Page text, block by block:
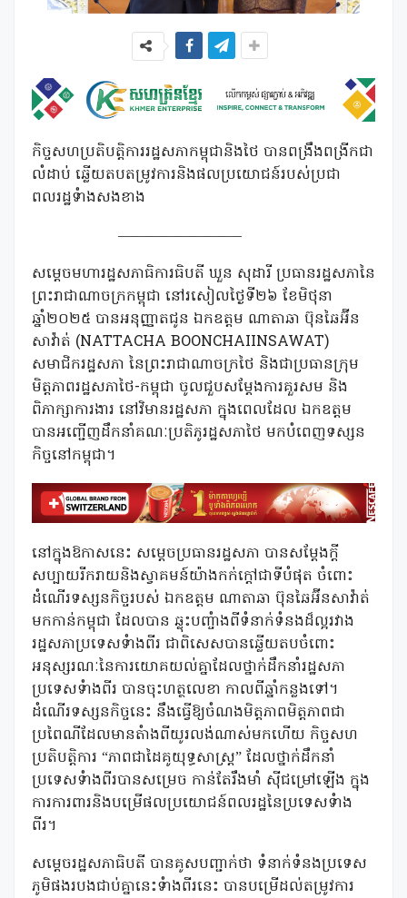
កិច្ចសហប្រតិបត្តិការរដ្ឋសភាកម្ពុជានិងថៃ បានពង្រឹងពង្រីកជា
លំដាប់ ឆ្លើយតបតម្រូវការនិងផលប្រយោជន៍របស់ប្រជា
ពលរដ្ឋទំាងសងខាង
————————–
សម្តេចមហារដ្ឋសភាធិការធិបតី ឃួន សុដារី ប្រធានរដ្ឋសភានៃ
ព្រះរាជាណាចក្រកម្ពុជា នៅរសៀលថ្ងៃទី២៦ ខែមិថុនា
ឆ្នាំ២០២៥ បានអនុញ្ញាតជូន ឯកឧត្តម ណាតាឆា ប៊ុនឆៃអ៊ីន
សាវ៉ាត់ (NATTACHA BOONCHAIINSAWAT)
សមាជិករដ្ឋសភា នៃព្រះរាជាណាចក្រថៃ និងជាប្រធានក្រុម
មិត្តភាពរដ្ឋសភាថៃ-កម្ពុជា ចូលជួបសម្តែងការគួរសម និង
ពិភាក្សាការងារ នៅវិមានរដ្ឋសភា ក្នុងពេលដែល ឯកឧត្តម
បានអញ្ជើញដឹកនាំគណៈប្រតិភូរដ្ឋសភាថៃ មកបំពេញទស្សន
កិច្ចនៅកម្ពុជា។
នៅក្នុងឱកាសនេះ សម្តេចប្រធានរដ្ឋសភា បានសម្តែងក្តី
សប្បាយរីករាយនិងស្វាគមន៍យ៉ាងកក់ក្តៅជាទីបំផុត ចំពោះ
ដំណើរទស្សនកិច្ចរបស់ ឯកឧត្តម ណាតាឆា ប៊ុនឆៃអ៊ីនសាវ៉ាត់
មកកាន់កម្ពុជា ដែលបាន ឆ្លុះបញ្ចំាងពីទំនាក់ទំនងដ៏ល្អរវាង
រដ្ឋសភាប្រទេសទំាងពីរ ជាពិសេសបានឆ្លើយតបចំពោះ
អនុស្សរណៈនៃការយោគយល់គ្នាដែលថ្នាក់ដឹកនាំរដ្ឋសភា
ប្រទេសទំាងពីរ បានចុះហត្ថលេខា កាលពីឆ្នាំកន្លងទៅ។
ដំណើរទស្សនកិច្ចនេះ នឹងធ្វើឱ្យចំណងមិត្តភាពមិត្តភាពជា
ប្រពៃណីដែលមានតំាងពីយូរលង់ណាស់មកហើយ កិច្ចសហ
ប្រតិបត្តិការ “ភាពជាដៃគូយុទ្ធសាស្ត្រ” ដែលថ្នាក់ដឹកនាំ
ប្រទេសទំាងពីរបានសម្រេច កាន់តែរឹងមាំ ស៊ីជម្រៅឡើង ក្នុង
ការការពារនិងបម្រើផលប្រយោជន៍ពលរដ្ឋនៃប្រទេសទំាង
ពីរ។
សម្តេចរដ្ឋសភាធិបតី បានគូសបញ្ជាក់ថា ទំនាក់ទំនងប្រទេស
ភូមិផងរបងជាប់គ្នានេះទំាងពីរនេះ បានបម្រើដល់តម្រូវការ